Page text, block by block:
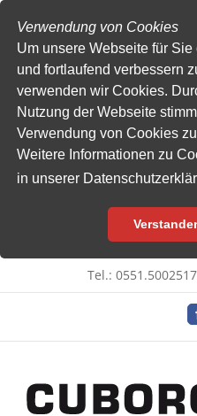
Verwendung von Cookies
Um unsere Webseite für
und fortlaufend verbessern
verwenden wir Cookies.
Nutzung der Webseite
Verwendung von Cookies
Weitere Informationen zu
in unserer
Inhalt
Tel.: 0551.5002517